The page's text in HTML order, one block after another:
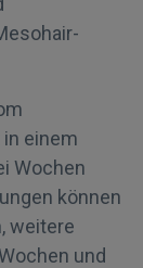
einem
Wochen
können
weitere
und